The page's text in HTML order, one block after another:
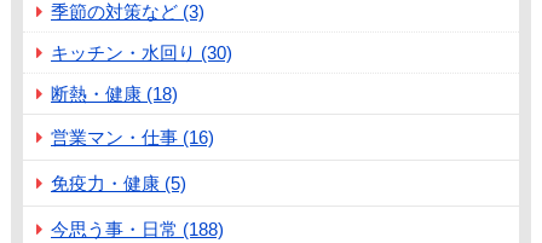
季節の対策など (3)
キッチン・水回り (30)
断熱・健康 (18)
営業マン・仕事 (16)
免疫力・健康 (5)
今思う事・日常 (188)